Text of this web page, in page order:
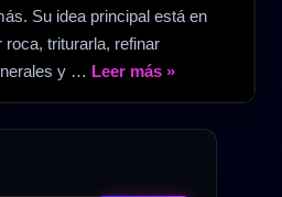
Su idea principal está en
triturarla, refinar
y … Leer más«Mineral
Mining
Simulator
»